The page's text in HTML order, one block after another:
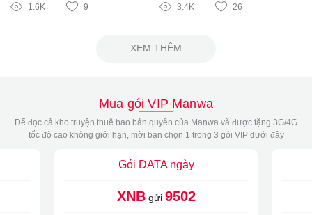
1.6K 9 3.4K 26
XEM THÊM
Mua gói VIP Manwa
Để đọc cả kho truyện thuê bao bản quyền của Manwa và được tặng 3G/4G
tốc độ cao không giới hạn, mời bạn chọn 1 trong 3 gói VIP dưới đây
Gói DATA ngày
XNBgửi 9502